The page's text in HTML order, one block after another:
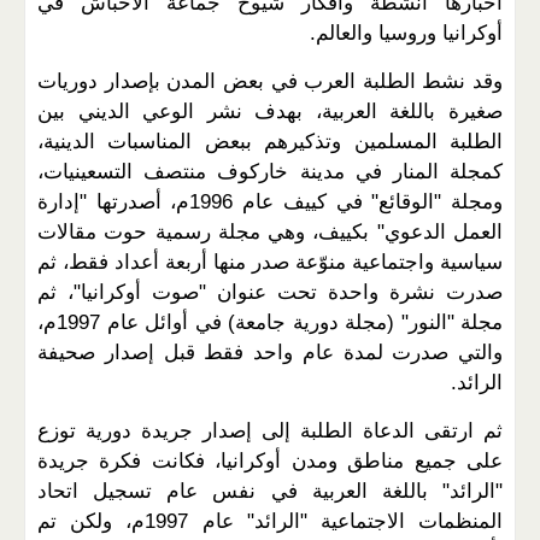
أوكرانيا وروسيا والعالم.
وقد نشط الطلبة العرب في بعض المدن بإصدار دوريات
صغيرة باللغة العربية، بهدف نشر الوعي الديني بين
الطلبة المسلمين وتذكيرهم ببعض المناسبات الدينية،
كمجلة المنار في مدينة خاركوف منتصف التسعينيات،
ومجلة "الوقائع" في كييف عام 1996م، أصدرتها "إدارة
العمل الدعوي" بكييف، وهي مجلة رسمية حوت مقالات
سياسية واجتماعية منوّعة صدر منها أربعة أعداد فقط، ثم
صدرت نشرة واحدة تحت عنوان "صوت أوكرانيا"، ثم
مجلة "النور" (مجلة دورية جامعة) في أوائل عام 1997م،
والتي صدرت لمدة عام واحد فقط قبل إصدار صحيفة
الرائد.
ثم ارتقى الدعاة الطلبة إلى إصدار جريدة دورية توزع
على جميع مناطق ومدن أوكرانيا، فكانت فكرة جريدة
"الرائد" باللغة العربية في نفس عام تسجيل اتحاد
المنظمات الاجتماعية "الرائد" عام 1997م، ولكن تم